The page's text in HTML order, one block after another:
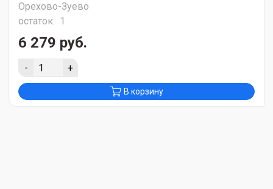
Орехово-Зуево
остаток: 1
6 279 руб.
- +
В корзину